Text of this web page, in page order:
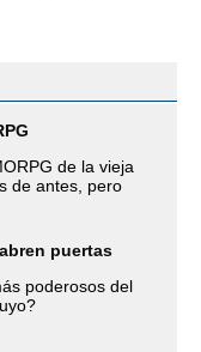
de la vieja
de antes, pero
puertas
poderosos del